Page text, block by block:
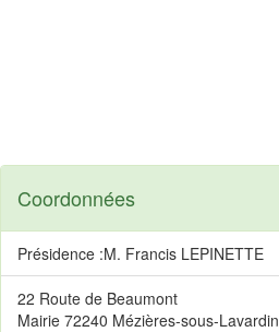
Coordonnées
Présidence :M. Francis LEPINETTE
22 Route de Beaumont
Mairie 72240 Mézières-sous-Lavardin